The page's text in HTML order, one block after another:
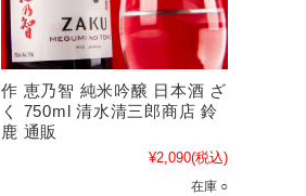
作 恵乃智 純米吟醸 日本酒 ざ
く 750ml 清水清三郎商店 鈴
鹿 通販
¥2,090(税込)
在庫 ○